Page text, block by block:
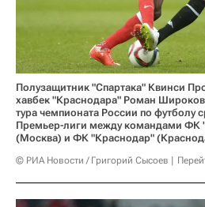
Полузащитник "Спартака" Квинси
хавбек "Краснодара" Роман Широков
тура чемпионата России по футболу
Премьер-лиги между командами ФК
(Москва) и ФК "Краснодар"
© РИА Новости / Григорий Сысоев